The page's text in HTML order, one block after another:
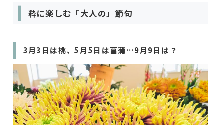
粋に楽しむ「大人の」節句
3月3日は桃、5月5日は菖蒲…9月9日は？